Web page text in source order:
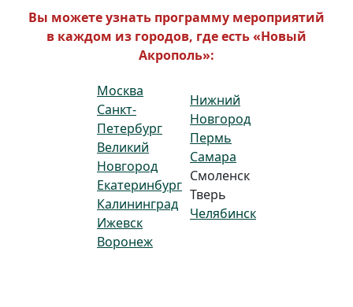
Вы можете узнать программу мероприятий
в каждом из городов, где есть «Новый
Акрополь»:
Москва
Санкт-
Петербург
Великий
Новгород
Екатеринбург
Калининград
Ижевск
Воронеж
Нижний
Новгород
Пермь
Самара
Смоленск
Тверь
Челябинск